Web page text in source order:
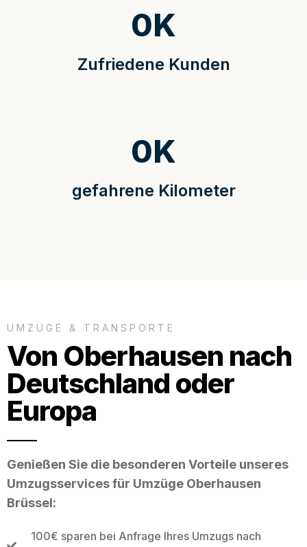
Zufriedene Kunden
0K
gefahrene Kilometer
0K
UMZÜGE & TRANSPORTE
Von Oberhausen nach
Deutschland oder
Europa
Genießen Sie die besonderen Vorteile unseres
Umzugsservices für Umzüge Oberhausen
Brüssel:
100€ sparen bei Anfrage Ihres Umzugs nach